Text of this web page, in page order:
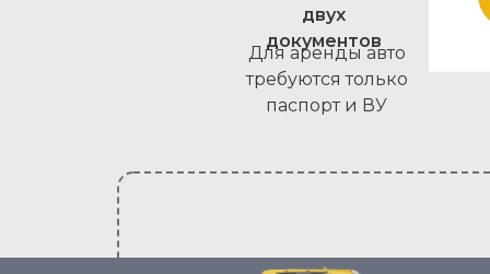
Для аренды авто
требуются только
паспорт и ВУ
двух
документов